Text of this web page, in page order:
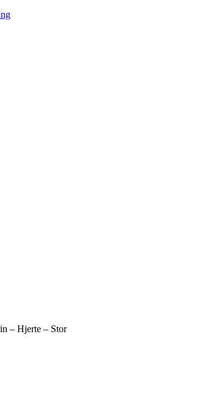
– Hjerte – Stor